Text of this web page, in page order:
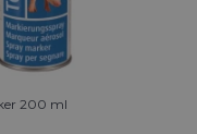
200 ml